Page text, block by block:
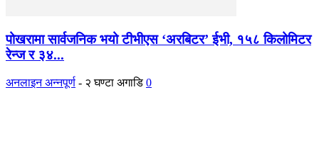
पोखरामा सार्वजनिक भयो टीभीएस ‘अरबिटर’ ईभी, १५८ किलोमिटर
रेन्ज र ३४...
अनलाइन अन्नपूर्ण - २ घण्टा अगाडि 0